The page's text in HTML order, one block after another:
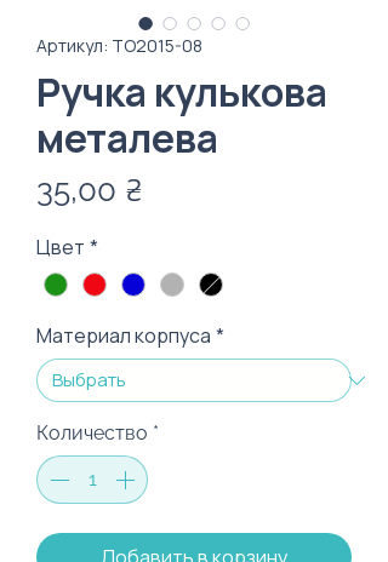
Артикул: ТО2015-08
Ручка кулькова
металева
35,00 ₴
Цвет *
Материал корпуса *
Количество *